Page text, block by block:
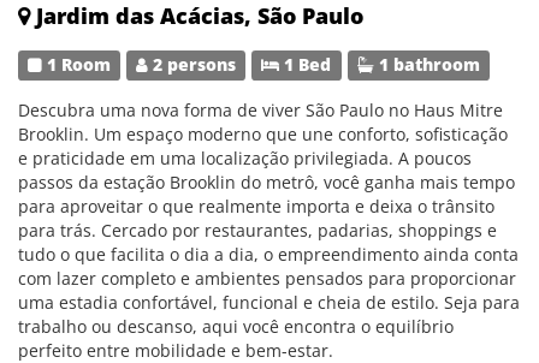
Jardim das Acácias, São Paulo
1 Room 2 persons 1 Bed 1 bathroom
Descubra uma nova forma de viver São Paulo no Haus Mitre
Brooklin. Um espaço moderno que une conforto, sofisticação
e praticidade em uma localização privilegiada. A poucos
passos da estação Brooklin do metrô, você ganha mais tempo
para aproveitar o que realmente importa e deixa o trânsito
para trás. Cercado por restaurantes, padarias, shoppings e
tudo o que facilita o dia a dia, o empreendimento ainda conta
com lazer completo e ambientes pensados para proporcionar
uma estadia confortável, funcional e cheia de estilo. Seja para
trabalho ou descanso, aqui você encontra o equilíbrio
perfeito entre mobilidade e bem-estar.